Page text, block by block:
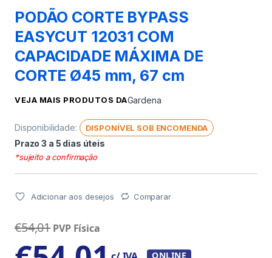
PODÃO CORTE BYPASS
EASYCUT 12031 COM
CAPACIDADE MÁXIMA DE
CORTE Ø45 mm, 67 cm
VEJA MAIS PRODUTOS DAGardena
Disponibilidade: DISPONÍVEL SOB ENCOMENDA
Prazo 3 a 5 dias úteis
*sujeito a confirmação
Adicionar aos desejos Comparar
€54,01 PVP Física
ONLINE